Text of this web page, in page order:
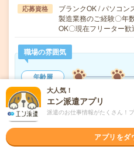
応募資格
ブランクOK / パソコン
製造業務のご経験〇年
OK〇現在フリーター
職場の雰囲気
年齢層
派遣会社 株式会社テクノ
大人気！
エン派遣アプリ
派遣のお仕事情報がたくさん！
アプリをダ